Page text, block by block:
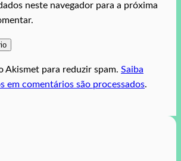
neste navegador para a próxima
Akismet para reduzir spam. Saiba
em comentários são processados.